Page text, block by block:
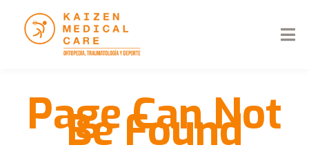
Page Can Not
Be Found